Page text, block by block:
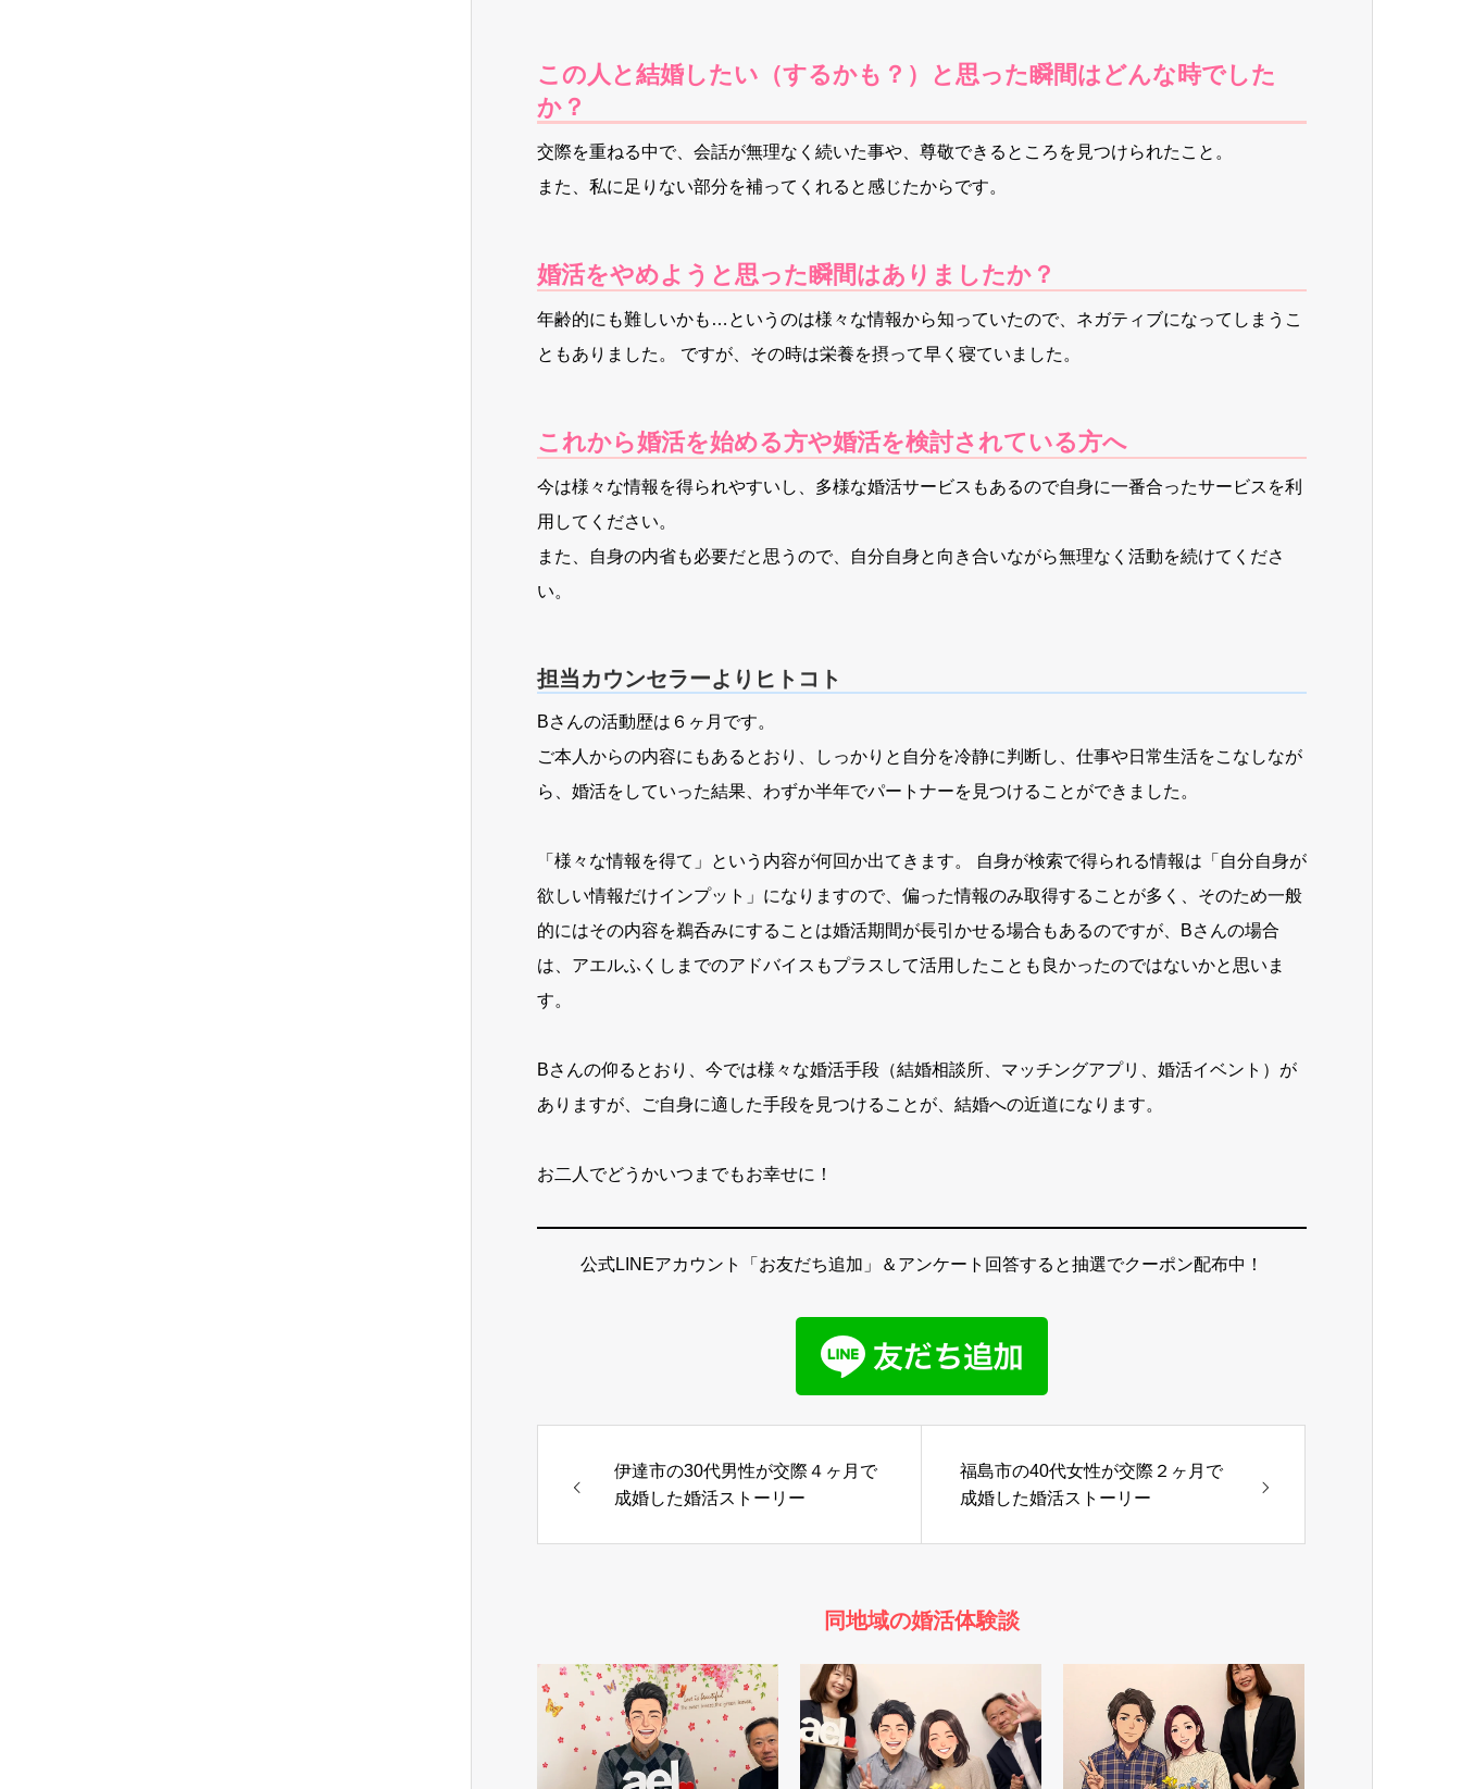
この人と結婚したい（するかも？）と思った瞬間はどんな時でした
か？
交際を重ねる中で、会話が無理なく続いた事や、尊敬できるところを見つけられたこと。
また、私に足りない部分を補ってくれると感じたからです。
婚活をやめようと思った瞬間はありましたか？
年齢的にも難しいかも…というのは様々な情報から知っていたので、ネガティブになってしまうこ
ともありました。 ですが、その時は栄養を摂って早く寝ていました。
これから婚活を始める方や婚活を検討されている方へ
今は様々な情報を得られやすいし、多様な婚活サービスもあるので自身に一番合ったサービスを利
用してください。
また、自身の内省も必要だと思うので、自分自身と向き合いながら無理なく活動を続けてくださ
い。
担当カウンセラーよりヒトコト
Bさんの活動歴は６ヶ月です。
ご本人からの内容にもあるとおり、しっかりと自分を冷静に判断し、仕事や日常生活をこなしなが
ら、婚活をしていった結果、わずか半年でパートナーを見つけることができました。
「様々な情報を得て」という内容が何回か出てきます。 自身が検索で得られる情報は「自分自身が
欲しい情報だけインプット」になりますので、偏った情報のみ取得することが多く、そのため一般
的にはその内容を鵜呑みにすることは婚活期間が長引かせる場合もあるのですが、Bさんの場合
は、アエルふくしまでのアドバイスもプラスして活用したことも良かったのではないかと思いま
す。
Bさんの仰るとおり、今では様々な婚活手段（結婚相談所、マッチングアプリ、婚活イベント）が
ありますが、ご自身に適した手段を見つけることが、結婚への近道になります。
お二人でどうかいつまでもお幸せに！
公式LINEアカウント「お友だち追加」＆アンケート回答すると抽選でクーポン配布中！
伊達市の30代男性が交際４ヶ月で
成婚した婚活ストーリー
福島市の40代女性が交際２ヶ月で
成婚した婚活ストーリー
同地域の婚活体験談